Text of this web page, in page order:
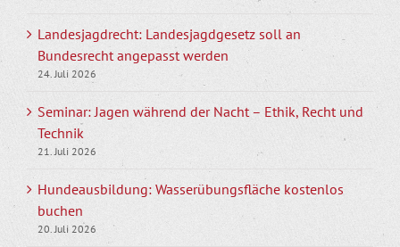
Landesjagdrecht: Landesjagdgesetz soll an
Bundesrecht angepasst werden
24. Juli 2026
Seminar: Jagen während der Nacht – Ethik, Recht und
Technik
21. Juli 2026
Hundeausbildung: Wasserübungsfläche kostenlos
buchen
20. Juli 2026